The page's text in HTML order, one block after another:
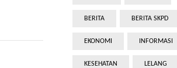
BERITA BERITA SKPD
EKONOMI INFORMASI
KESEHATAN LELANG